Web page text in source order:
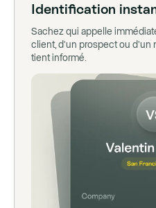
Identification
Sachez qui appelle
client, d'un prospect ou d'un
tient informé.